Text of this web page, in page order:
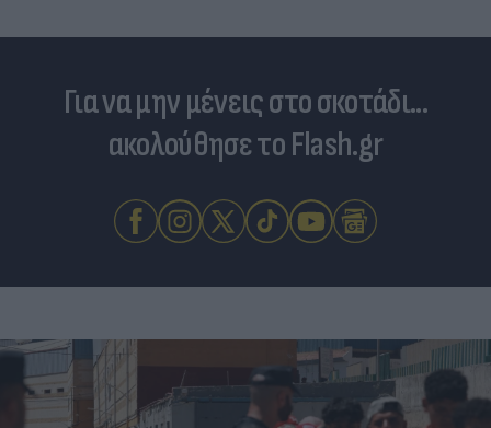
Για να μην μένεις στο σκοτάδι...
ακολούθησε το Flash.gr